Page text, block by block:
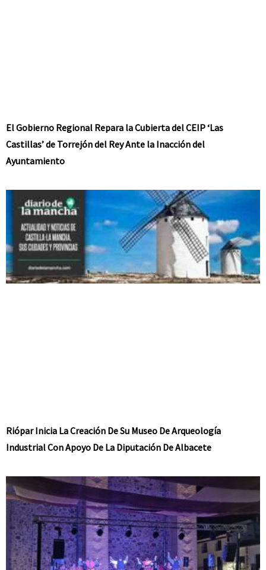
El Gobierno Regional Repara la Cubierta del CEIP ‘Las
Castillas’ de Torrejón del Rey Ante la Inacción del
Ayuntamiento
Riópar Inicia La Creación De Su Museo De Arqueología
Industrial Con Apoyo De La Diputación De Albacete